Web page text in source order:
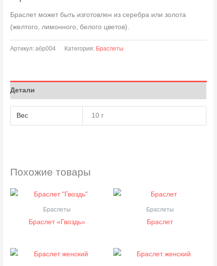
Браслет может быть изготовлен из серебра или золота
(желтого, лимонного, белого цветов).
Артикул:абр004 Категория: Браслеты
Детали
Вес 10 г
Похожие товары
Браслеты
Браслет «Гвоздь»
Браслеты
Браслет